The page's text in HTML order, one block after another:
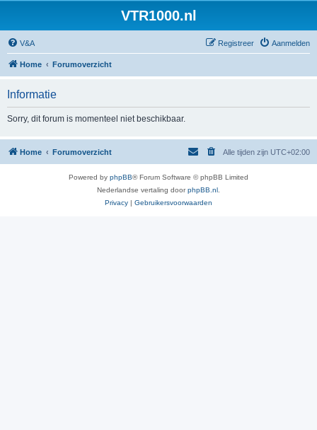
VTR1000.nl
V&A Aanmelden
Registreer
Home Forumoverzicht
Informatie
Sorry, dit forum is momenteel niet beschikbaar.
Home Forumoverzicht Alle tijden zijn UTC+02:00
Powered by phpBB® Forum Software © phpBB Limited
Nederlandse vertaling doorphpBB.nl
Privacy | Gebruikersvoorwaarden